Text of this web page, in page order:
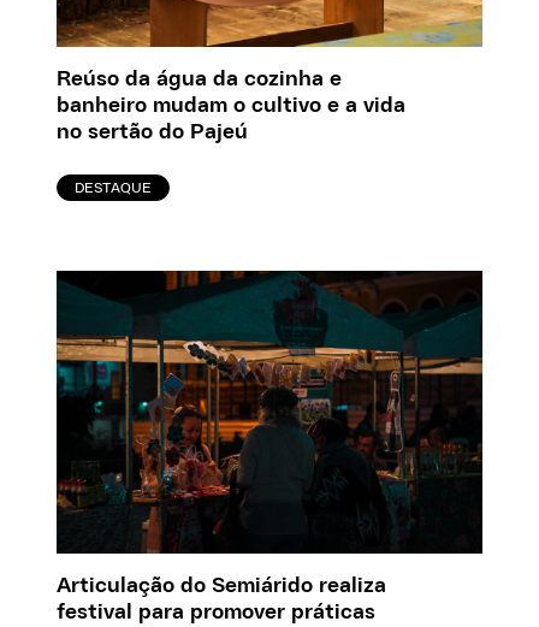
Reúso da água da cozinha e
banheiro mudam o cultivo e a vida
no sertão do Pajeú
DESTAQUE
Articulação do Semiárido realiza
festival para promover práticas